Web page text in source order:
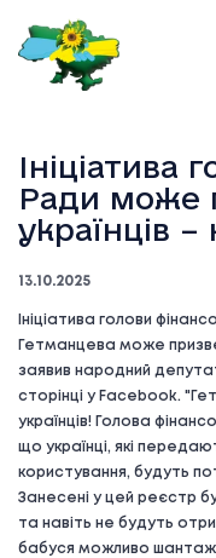
Ініціатива
Ради може
українців
13.10.2025
Ініціатива голови
Гетманцева може
заявив народний
сторінці у Facebook.
українців! Голова
що українці, які
користування, будуть
Занесені у цей реєстр
та навіть не будуть
бабуся можливо